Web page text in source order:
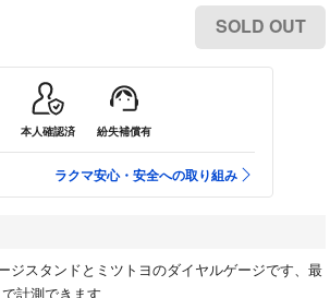
SOLD OUT
本人確認済 紛失補償有
ラクマ安心・安全への取り組み
ジスタンドとミツトヨのダイヤルゲージです、最
計測できます